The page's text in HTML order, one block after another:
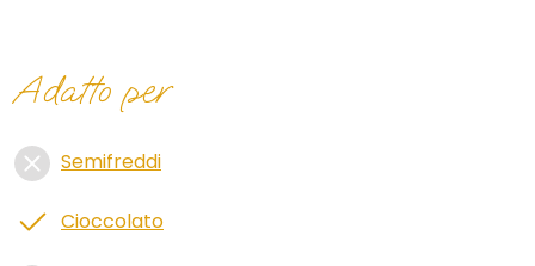
Adatto per
Semifreddi
Cioccolato